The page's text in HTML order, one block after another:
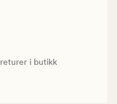
i butikk